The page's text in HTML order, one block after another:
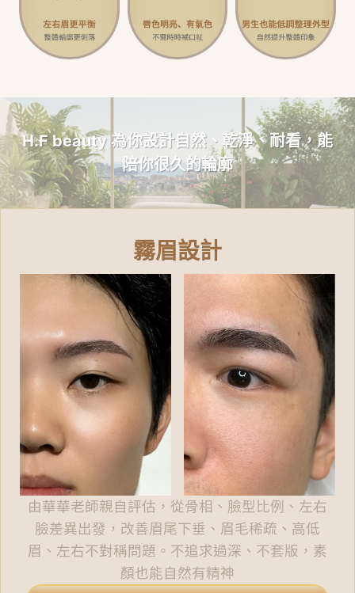
H.F beauty 為你設計自然、乾淨、耐看，能
陪你很久的輪廓
霧眉設計
由華華老師親自評估，從骨相、臉型比例、左右
臉差異出發，改善眉尾下垂、眉毛稀疏、高低
眉、左右不對稱問題。不追求過深、不套版，素
顏也能自然有精神